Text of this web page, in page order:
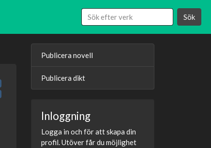
Sök
Publicera novell
Publicera dikt
Inloggning
Logga in och för att skapa din
profil. Utöver får du möjlighet